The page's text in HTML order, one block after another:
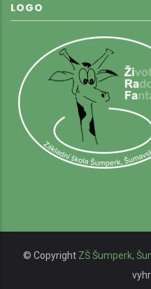
LOGO
© Copyright ZŠ Šumperk,